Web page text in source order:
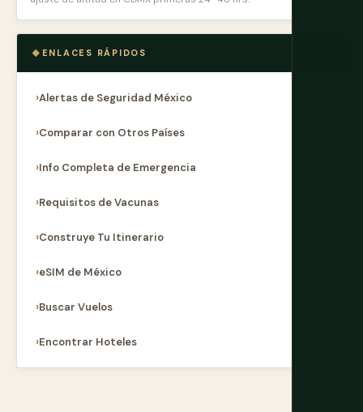
ENLACES RÁPIDOS
Alertas de Seguridad México
Comparar con Otros Países
Info Completa de Emergencia
Requisitos de Vacunas
Construye Tu Itinerario
eSIM de México
Buscar Vuelos
Encontrar Hoteles